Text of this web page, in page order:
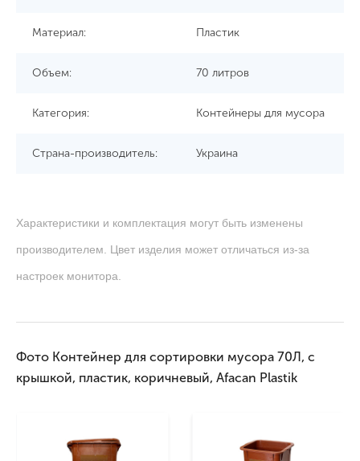
Материал: Пластик
Объем: 70 литров
Категория: Контейнеры для мусора
Страна-производитель: Украина
Характеристики и комплектация могут быть изменены
производителем. Цвет изделия может отличаться из-за
настроек монитора.
Фото Контейнер для сортировки мусора 70Л, с
крышкой, пластик, коричневый, Afacan Plastik